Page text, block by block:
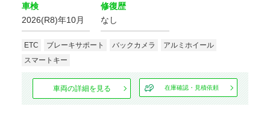
車検
2026(R8)年10月
修復歴
なし
ETC ブレーキサポート バックカメラ
アルミホイール
スマートキー
車両の詳細を見る 在庫確認・見積依頼